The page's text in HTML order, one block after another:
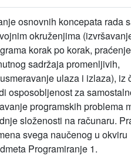
osnovnih koncepata rada
okruženjima
korak po korak, praćenje
sadržaja promenljivih,
ulaza i izlaza), iz
osposobljenost za
programskih problema
složenosti na računaru.
svega naučenog u okviru
Programiranje 1.